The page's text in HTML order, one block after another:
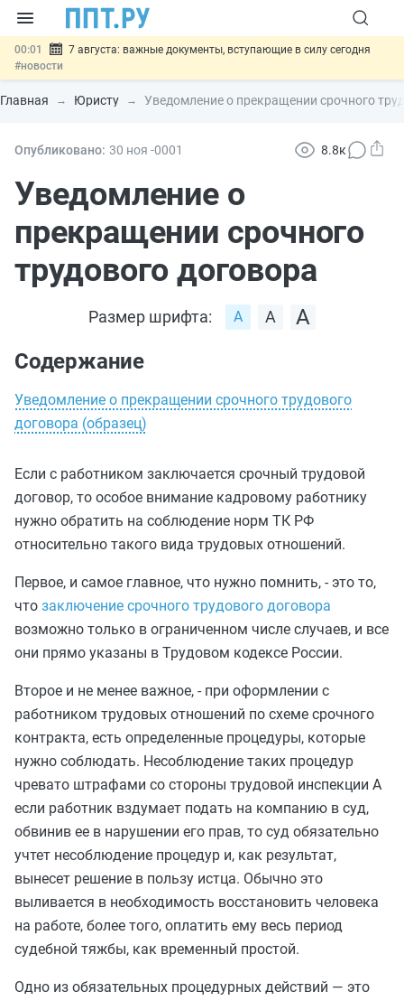
00:01
7 августа: важные документы, вступающие в силу сегодня
#новости
06.08 Минпромторг предложил запретить смешанные лоты
электроники в госзакупках#новости
06.08 Возврат денег за риелторские услуги при недействительных
06.08
банковской гарантией #новости
Главная Юристу Уведомление о прекращении срочного
Опубликовано: 30 ноя -0001 8.8к
Уведомление о
прекращении срочного
трудового договора
Размер шрифта:
Содержание
Уведомление о прекращении срочного трудового
договора (образец)
Если с работником заключается срочный трудовой
договор, то особое внимание кадровому работнику
нужно обратить на соблюдение норм ТК РФ
относительно такого вида трудовых отношений.
Первое, и самое главное, что нужно помнить, - это то,
что заключение срочного трудового договора
возможно только в ограниченном числе случаев, и все
они прямо указаны в Трудовом кодексе России.
Второе и не менее важное, - при оформлении с
работником трудовых отношений по схеме срочного
контракта, есть определенные процедуры, которые
нужно соблюдать. Несоблюдение таких процедур
чревато штрафами со стороны трудовой инспекции А
если работник вздумает подать на компанию в суд,
обвинив ее в нарушении его прав, то суд обязательно
учтет несоблюдение процедур и, как результат,
вынесет решение в пользу истца. Обычно это
выливается в необходимость восстановить человека
на работе, более того, оплатить ему весь период
судебной тяжбы, как временный простой.
Одно из обязательных процедурных действий — это